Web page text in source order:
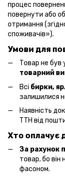
процес
повернути або
отримання
споживачів»).
Умови для
Товар не був
товарний
Всі бирки,
залишилися
Наявність
ТТН від
Хто оплачує
За рахунок
товар, бо він
фасоном.